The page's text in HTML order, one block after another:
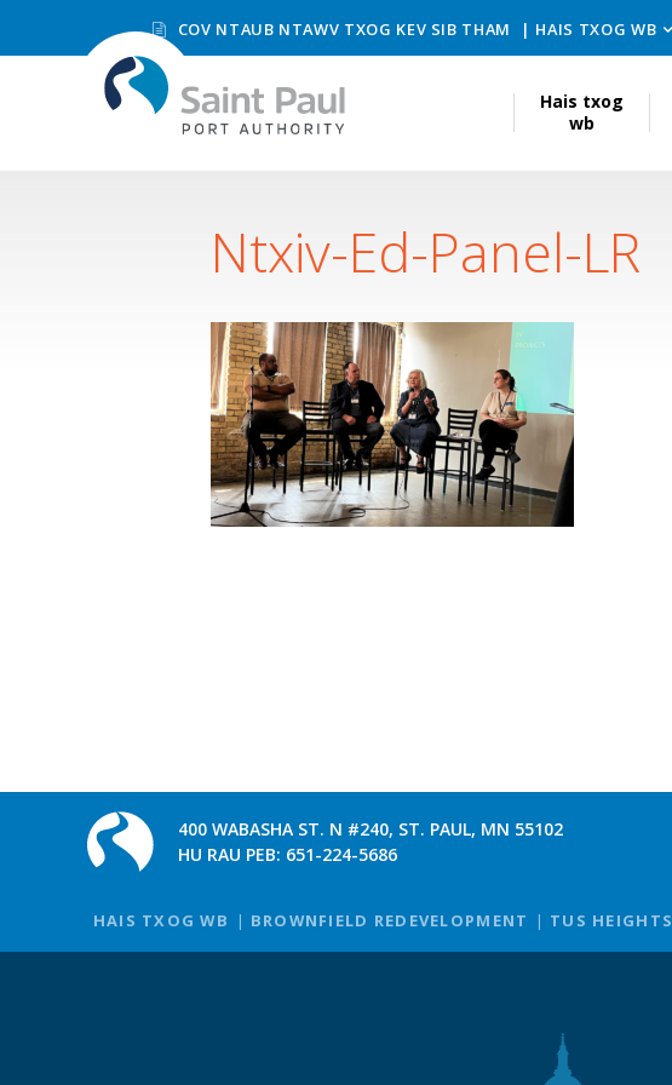
COV NTAUB NTAWV TXOG KEV SIB THAM HAIS TXOG WB
Hais txog
wb
Ntxiv-Ed-Panel-LR
400 WABASHA ST. N #240, ST. PAUL, MN 55102
HU RAU PEB: 651-224-5686
HAIS TXOG WB BROWNFIELD REDEVELOPMENT TUS HEIGHTS